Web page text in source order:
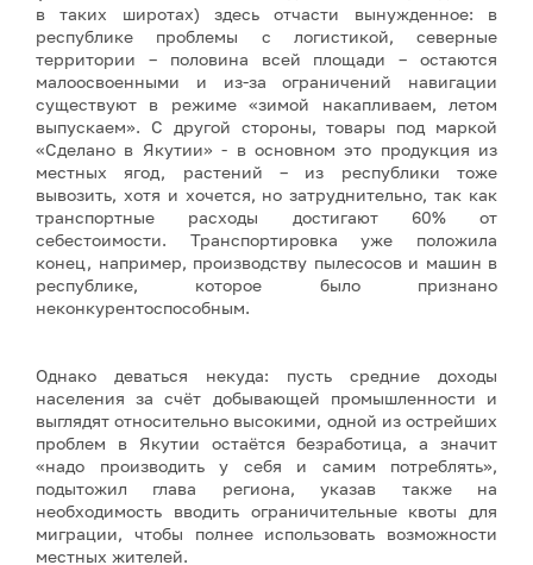
в таких широтах) здесь отчасти вынужденное: в
республике проблемы с логистикой, северные
территории – половина всей площади – остаются
малоосвоенными и из-за ограничений навигации
существуют в режиме «зимой накапливаем, летом
выпускаем». С другой стороны, товары под маркой
«Сделано в Якутии» - в основном это продукция из
местных ягод, растений – из республики тоже
вывозить, хотя и хочется, но затруднительно, так как
транспортные расходы достигают 60% от
себестоимости. Транспортировка уже положила
конец, например, производству пылесосов и машин в
республике, которое было признано
неконкурентоспособным.
Однако деваться некуда: пусть средние доходы
населения за счёт добывающей промышленности и
выглядят относительно высокими, одной из острейших
проблем в Якутии остаётся безработица, а значит
«надо производить у себя и самим потреблять»,
подытожил глава региона, указав также на
необходимость вводить ограничительные квоты для
миграции, чтобы полнее использовать возможности
местных жителей.